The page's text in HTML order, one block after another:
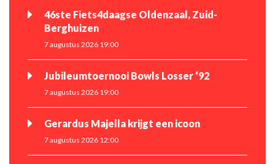
46ste Fiets4daagse Oldenzaal, Zuid-
Berghuizen
7 augustus 2026 19:00
Jubileumtoernooi Bowls Losser ‘92
7 augustus 2026 19:00
Gerardus Majella krijgt een icoon
7 augustus 2026 12:00